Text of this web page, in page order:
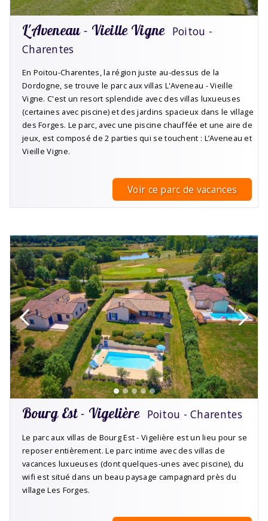
L'Aveneau - Vieille Vigne Poitou -
Charentes
En Poitou-Charentes, la région juste au-dessus de la
Dordogne, se trouve le parc aux villas L'Aveneau - Vieille
Vigne. C'est un resort splendide avec des villas luxueuses
(certaines avec piscine) et des jardins spacieux dans le village
des Forges. Le parc, avec une piscine chauffée et une aire de
jeux, est composé de 2 parties qui se touchent : L’Aveneau et
Vieille Vigne.
Voir ce parc de vacances
Bourg Est - Vigelière Poitou - Charentes
Le parc aux villas de Bourg Est - Vigelière est un lieu pour se
reposer entièrement. Le parc intime avec des villas de
vacances luxueuses (dont quelques-unes avec piscine), du
wifi est situé dans un beau paysage campagnard près du
village Les Forges.